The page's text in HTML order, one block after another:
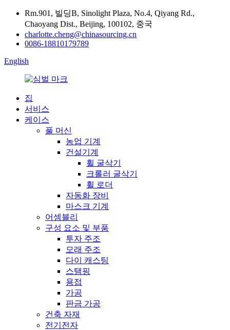
Rm.901, 빌딩B, Sinolight Plaza, No.4, Qiyang Rd.,
Chaoyang Dist., Beijing, 100102, 중국
charlotte.cheng@chinasourcing.cn
0086-18810179789
English
집
서비스
케이스
풀 머신
농업 기계
건설기계
휠 굴삭기
크롤러 굴삭기
휠 로더
자동화 장비
마스크 기계
어셈블리
구성 요소 및 부품
투자 주조
모래 주조
다이 캐스팅
스탬핑
용접
가공
판금 가공
건축 자재
전기전자